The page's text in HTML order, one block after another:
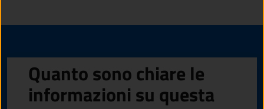
Quanto sono chiare le
informazioni su questa